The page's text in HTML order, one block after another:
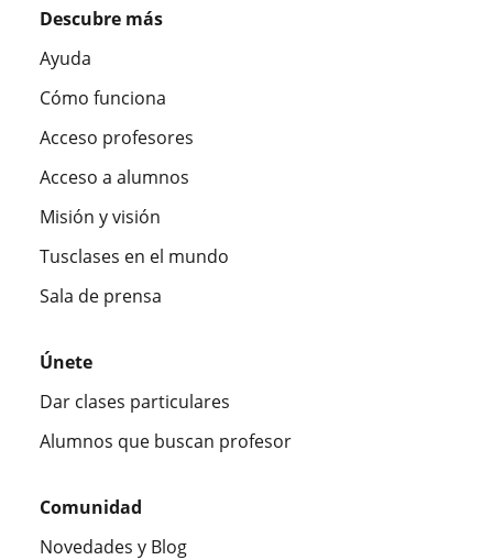
Descubre más
Ayuda
Cómo funciona
Acceso profesores
Acceso a alumnos
Misión y visión
Tusclases en el mundo
Sala de prensa
Únete
Dar clases particulares
Alumnos que buscan profesor
Comunidad
Novedades y Blog